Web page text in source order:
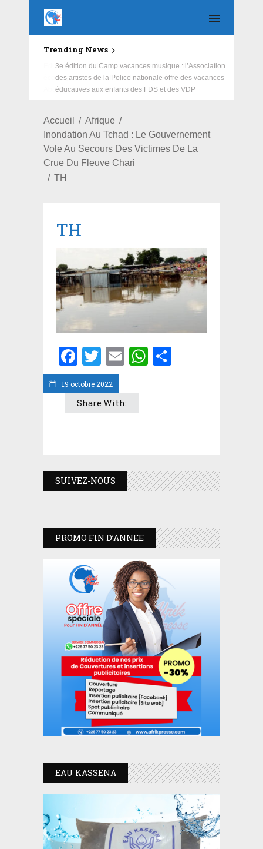
Trending News
Education : la fédération de la Russie rénove les
écoles primaire et collège du Camp Général
Aboubacar Sangoulé Lamizana
Accueil
Afrique
Inondation Au Tchad : Le Gouvernement
Vole Au Secours Des Victimes De La
Crue Du Fleuve Chari
TH
19 octobre 2022
TH
Facebook
Twitter
EmailWhatsApp
Share With:
SUIVEZ-NOUS
PROMO FIN D’ANNEE
EAU KASSENA